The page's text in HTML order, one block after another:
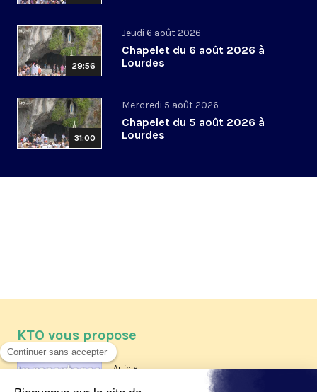
29:56
Jeudi 6 août 2026
Chapelet du 6 août 2026 à
Lourdes
31:00
Mercredi 5 août 2026
Chapelet du 5 août 2026 à
Lourdes
KTO vous propose
Article
Les reportages d'été 2026 de KTO